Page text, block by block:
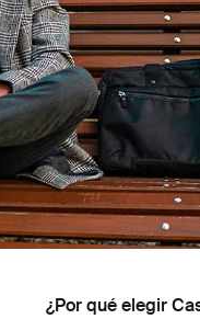
¿Por qué elegir